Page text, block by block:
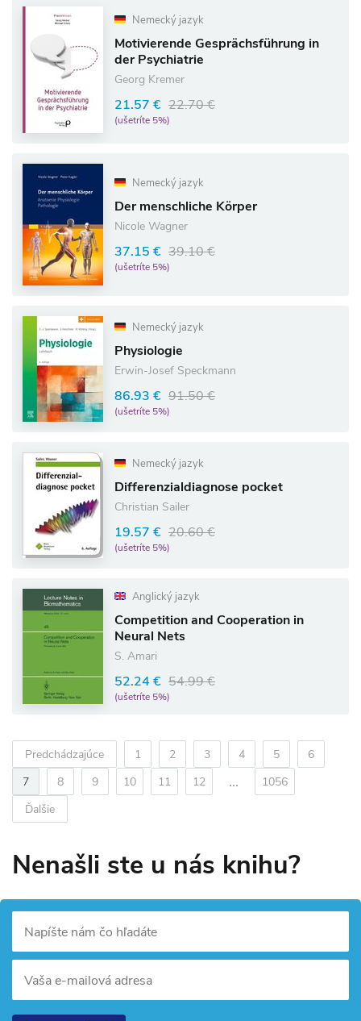
Nemecký jazyk
Motivierende Gesprächsführung in
der Psychiatrie
Georg Kremer
21.57 € 22.70 €
(ušetríte 5%)
Nemecký jazyk
Der menschliche Körper
Nicole Wagner
37.15 € 39.10 €
(ušetríte 5%)
Nemecký jazyk
Physiologie
Erwin-Josef Speckmann
86.93 € 91.50 €
(ušetríte 5%)
Nemecký jazyk
Differenzialdiagnose pocket
Christian Sailer
19.57 € 20.60 €
(ušetríte 5%)
Anglický jazyk
Competition and Cooperation in
Neural Nets
S. Amari
52.24 € 54.99 €
(ušetríte 5%)
Predchádzajúce 1 2 3 4 5
6
7
8 9 10 11 12 ...
1056
Ďalšie
Nenašli ste u nás knihu?
Napíšte nám čo hľadáte
Vaša e-mailová adresa